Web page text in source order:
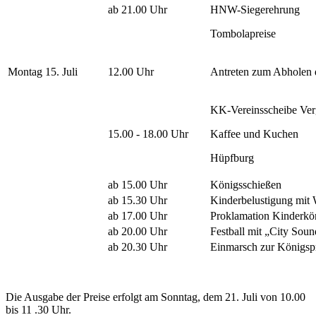
ab 21.00 Uhr
HNW-Siegerehrung
Tombolapreise
Montag 15. Juli 12.00 Uhr Antreten zum Abholen
15.00 - 18.00 Uhr
KK-Vereinsscheibe
Kaffee und Kuchen
Hüpfburg
ab 15.00 Uhr
Königsschießen
ab 15.30 Uhr
Kinderbelustigung mit
ab 17.00 Uhr
Proklamation
ab 20.00 Uhr
Festball mit „City
ab 20.30 Uhr
Einmarsch zur
Die Ausgabe der Preise erfolgt am Sonntag, dem 21. Juli von 10.00
bis 11 .30 Uhr.